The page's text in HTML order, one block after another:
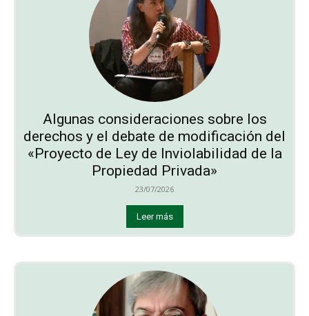
Algunas consideraciones sobre los
derechos y el debate de modificación del
«Proyecto de Ley de Inviolabilidad de la
Propiedad Privada»
23/07/2026
Leer más